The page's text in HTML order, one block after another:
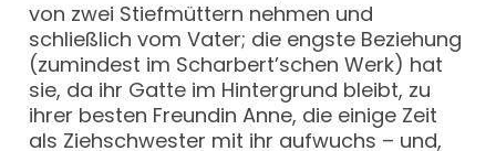
von zwei Stiefmüttern nehmen und
schließlich vom Vater; die engste Beziehung
(zumindest im Scharbert’schen Werk) hat
sie, da ihr Gatte im Hintergrund bleibt, zu
ihrer besten Freundin Anne, die einige Zeit
als Ziehschwester mit ihr aufwuchs – und,